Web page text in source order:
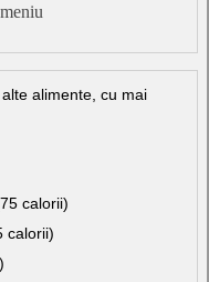
alimente, cu mai
calorii)
calorii)